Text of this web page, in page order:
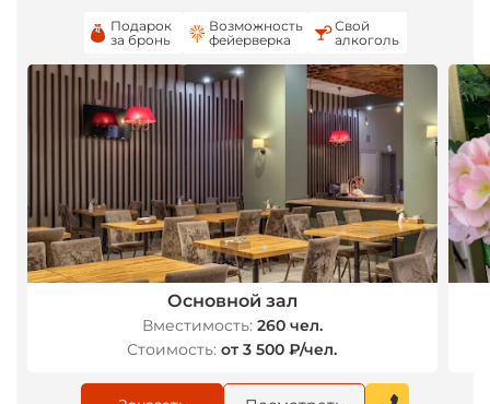
Подарок
за бронь
Возможность
фейерверка
Свой
алкоголь
Основной зал
Вместимость: 260 чел.
Стоимость: от 3 500 ₽/чел.
*
*